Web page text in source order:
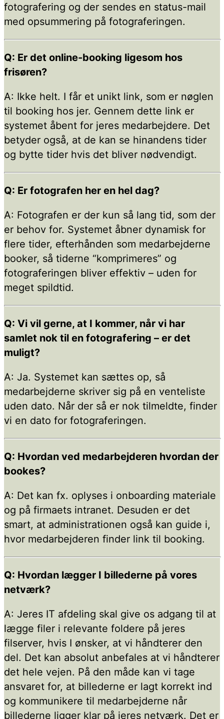
fotografering og der sendes en status-mail
med opsummering på fotograferingen.
Q: Er det online-booking ligesom hos
frisøren?
A: Ikke helt. I får et unikt link, som er nøglen
til booking hos jer. Gennem dette link er
systemet åbent for jeres medarbejdere. Det
betyder også, at de kan se hinandens tider
og bytte tider hvis det bliver nødvendigt.
Q: Er fotografen her en hel dag?
A: Fotografen er der kun så lang tid, som der
er behov for. Systemet åbner dynamisk for
flere tider, efterhånden som medarbejderne
booker, så tiderne “komprimeres” og
fotograferingen bliver effektiv – uden for
meget spildtid.
Q: Vi vil gerne, at I kommer, når vi har
samlet nok til en fotografering – er det
muligt?
A: Ja. Systemet kan sættes op, så
medarbejderne skriver sig på en venteliste
uden dato. Når der så er nok tilmeldte, finder
vi en dato for fotograferingen.
Q: Hvordan ved medarbejderen hvordan der
bookes?
A: Det kan fx. oplyses i onboarding materiale
og på firmaets intranet. Desuden er det
smart, at administrationen også kan guide i,
hvor medarbejderen finder link til booking.
Q: Hvordan lægger I billederne på vores
netværk?
A: Jeres IT afdeling skal give os adgang til at
lægge filer i relevante foldere på jeres
filserver, hvis I ønsker, at vi håndterer den
del. Det kan absolut anbefales at vi håndterer
det hele vejen. På den måde kan vi tage
ansvaret for, at billederne er lagt korrekt ind
og kommunikere til medarbejderne når
billederne ligger klar på jeres netværk. Det er